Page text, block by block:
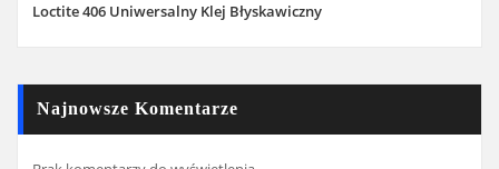
Loctite 406 Uniwersalny Klej Błyskawiczny
Najnowsze Komentarze